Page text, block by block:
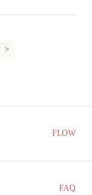
>
FLOW
FAQ